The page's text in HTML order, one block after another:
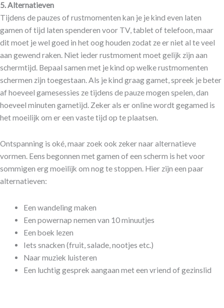
5.Alternatieven
Tijdens de pauzes of rustmomenten kan je je kind even laten
gamen of tijd laten spenderen voor TV, tablet of telefoon, maar
dit moet je wel goed in het oog houden zodat ze er niet al te veel
aan gewend raken. Niet ieder rustmoment moet gelijk zijn aan
schermtijd. Bepaal samen met je kind op welke rustmomenten
schermen zijn toegestaan. Als je kind graag gamet, spreek je beter
af hoeveel gamesessies ze tijdens de pauze mogen spelen, dan
hoeveel minuten gametijd. Zeker als er online wordt gegamed is
het moeilijk om er een vaste tijd op te plaatsen.
Ontspanning is oké, maar zoek ook zeker naar alternatieve
vormen. Eens begonnen met gamen of een scherm is het voor
sommigen erg moeilijk om nog te stoppen. Hier zijn een paar
alternatieven:
Een wandeling maken
Een powernap nemen van 10 minuutjes
Een boek lezen
Iets snacken (fruit, salade, nootjes etc.)
Naar muziek luisteren
Een luchtig gesprek aangaan met een vriend of gezinslid